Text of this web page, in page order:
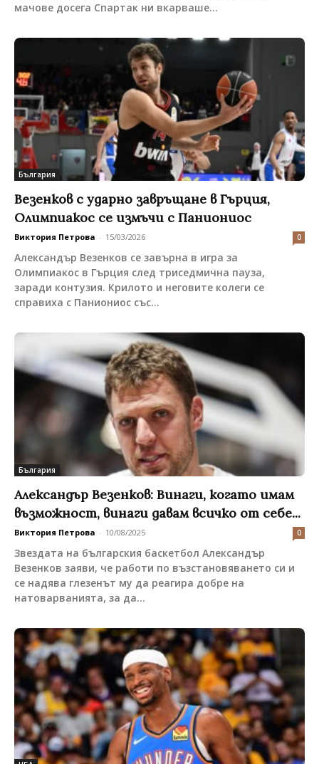
мачове досега Спартак ни вкарваше...
България
Везенков с ударно завръщане в Гърция,
Олимпиакос се измъчи с Паниониос
Виктория Петрова - 15/03/2026 0
Александър Везенков се завърна в игра за
Олимпиакос в Гърция след триседмична пауза,
заради контузия. Крилото и неговите колеги се
справиха с Паниониос със...
България
Aлександър Везенков: Винаги, когато имам
възможност, винаги давам всичко от себе...
Виктория Петрова - 10/08/2025 0
Звездата на българския баскетбол Александър
Везенков заяви, че работи по възстановяването си и
се надява глезенът му да реагира добре на
натоварванията, за да...